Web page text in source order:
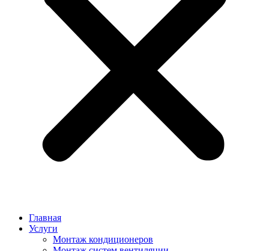
Главная
Услуги
Монтаж кондиционеров